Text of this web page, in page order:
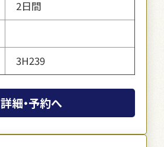
2日間
3H239
詳細・予約へ